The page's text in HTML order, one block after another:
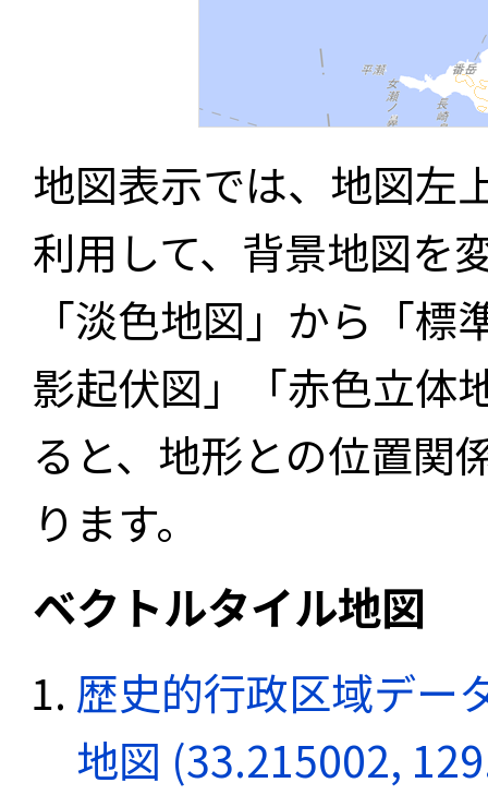
地図表示では、地図左
利用して、背景地図を
「淡色地図」から「
影起伏図」「赤色立体
ると、地形との位置関
ります。
ベクトルタイル地図
歴史的行政区域デー
地図 (33.215002,